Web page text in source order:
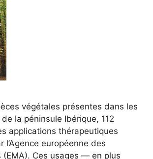
végétales présentes dans les
la péninsule Ibérique, 112
applications thérapeutiques
l’Agence européenne des
(EMA). Ces usages — en plus